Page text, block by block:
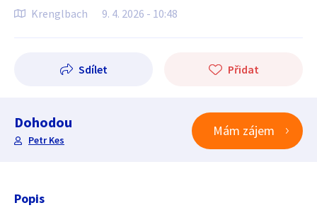
Krenglbach 9. 4. 2026 - 10:48
Sdílet Přidat
Dohodou
Petr Kes
Mám zájem
Popis